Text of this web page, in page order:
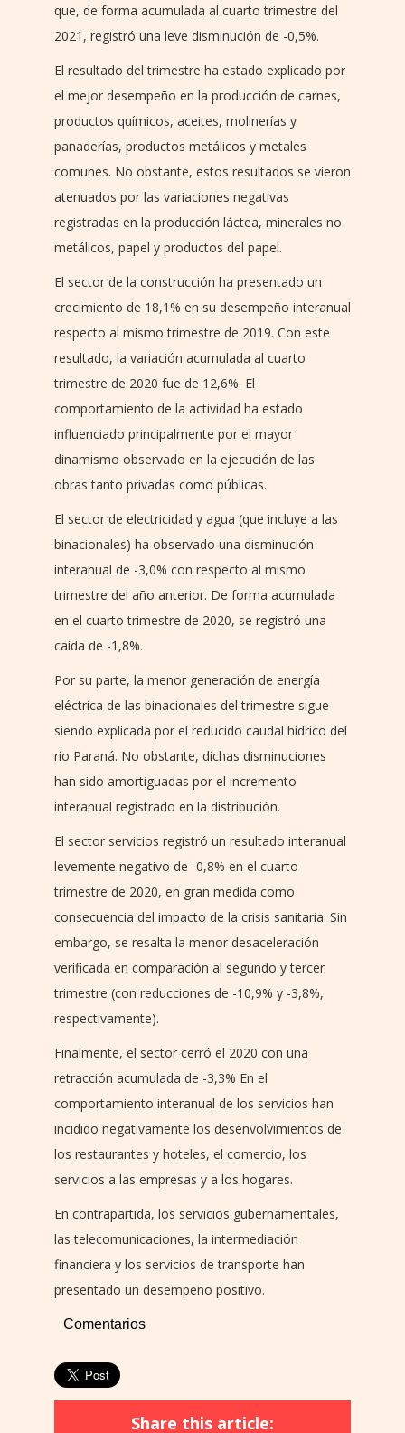
que, de forma acumulada al cuarto trimestre del
2021, registró una leve disminución de -0,5%.
El resultado del trimestre ha estado explicado por
el mejor desempeño en la producción de carnes,
productos químicos, aceites, molinerías y
panaderías, productos metálicos y metales
comunes. No obstante, estos resultados se vieron
atenuados por las variaciones negativas
registradas en la producción láctea, minerales no
metálicos, papel y productos del papel.
El sector de la construcción ha presentado un
crecimiento de 18,1% en su desempeño interanual
respecto al mismo trimestre de 2019. Con este
resultado, la variación acumulada al cuarto
trimestre de 2020 fue de 12,6%. El
comportamiento de la actividad ha estado
influenciado principalmente por el mayor
dinamismo observado en la ejecución de las
obras tanto privadas como públicas.
El sector de electricidad y agua (que incluye a las
binacionales) ha observado una disminución
interanual de -3,0% con respecto al mismo
trimestre del año anterior. De forma acumulada
en el cuarto trimestre de 2020, se registró una
caída de -1,8%.
Por su parte, la menor generación de energía
eléctrica de las binacionales del trimestre sigue
siendo explicada por el reducido caudal hídrico del
río Paraná. No obstante, dichas disminuciones
han sido amortiguadas por el incremento
interanual registrado en la distribución.
El sector servicios registró un resultado interanual
levemente negativo de -0,8% en el cuarto
trimestre de 2020, en gran medida como
consecuencia del impacto de la crisis sanitaria. Sin
embargo, se resalta la menor desaceleración
verificada en comparación al segundo y tercer
trimestre (con reducciones de -10,9% y -3,8%,
respectivamente).
Finalmente, el sector cerró el 2020 con una
retracción acumulada de -3,3% En el
comportamiento interanual de los servicios han
incidido negativamente los desenvolvimientos de
los restaurantes y hoteles, el comercio, los
servicios a las empresas y a los hogares.
En contrapartida, los servicios gubernamentales,
las telecomunicaciones, la intermediación
financiera y los servicios de transporte han
presentado un desempeño positivo.
Comentarios
Share this article: